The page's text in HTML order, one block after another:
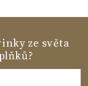
ze světa